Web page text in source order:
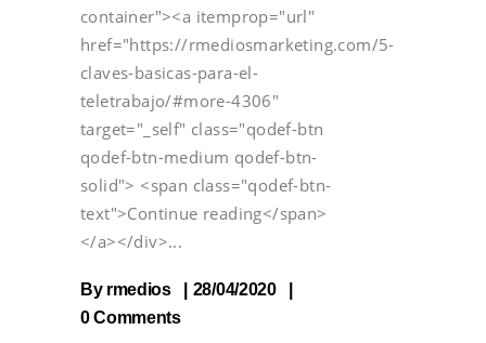
container"><a itemprop="url"
href="https://rmediosmarketing.com/5-
claves-basicas-para-el-
teletrabajo/#more-4306"
target="_self" class="qodef-btn
qodef-btn-medium qodef-btn-
solid"> <span class="qodef-btn-
text">Continue reading</span>
</a></div>
By rmedios
28/04/2020
0 Comments